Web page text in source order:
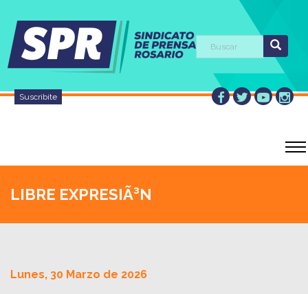
Suscribite
LIBRE EXPRESIÃ³N
Lunes, 30 Marzo de 2026